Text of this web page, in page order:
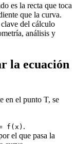
es la recta que toca
que la curva.
del cálculo
análisis y
la ecuación
en el punto T, se
f(x) .
el que pasa la